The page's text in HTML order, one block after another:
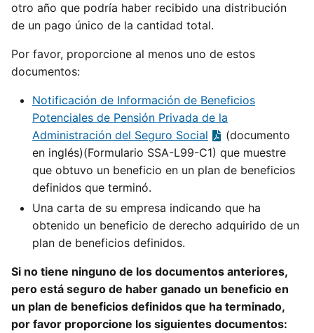
otro año que podría haber recibido una distribución
de un pago único de la cantidad total.
Por favor, proporcione al menos uno de estos
documentos:
Notificación de Información de Beneficios
Potenciales de Pensión Privada de la
Administración del Seguro Social
(documento
en inglés)(Formulario SSA-L99-C1) que muestre
que obtuvo un beneficio en un plan de beneficios
definidos que terminó.
Una carta de su empresa indicando que ha
obtenido un beneficio de derecho adquirido de un
plan de beneficios definidos.
Si no tiene ninguno de los documentos anteriores,
pero está seguro de haber ganado un beneficio en
un plan de beneficios definidos que ha terminado,
por favor proporcione los siguientes documentos: